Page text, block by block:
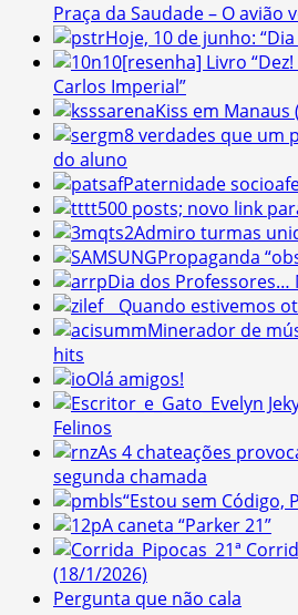
Praça da Saudade – O avião
Hoje, 10 de junho:
[resenha] Livro
Carlos Imperial”
Kiss em Manaus
8 verdades que um
do aluno
Paternidade
500 posts; novo link
Admiro turmas
Propaganda
Dia dos Professores…
Quando estivemos
Minerador de
hits
Olá amigos!
Felinos
As 4 chateações
segunda chamada
“Estou sem Código,
A caneta “Parker 21”
1ª
(18/1/2026)
Pergunta que não cala